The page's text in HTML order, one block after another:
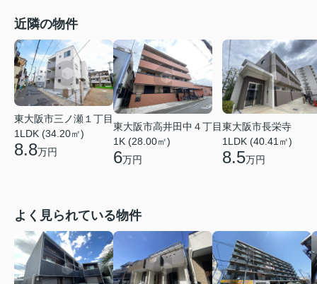
近隣の物件
東大阪市三ノ瀬１丁目
1LDK (34.20㎡)
8.8万円
東大阪市高井田中４丁目
1K (28.00㎡)
6万円
東大阪市長栄寺
1LDK (40.41㎡)
8.5万円
よく見られている物件